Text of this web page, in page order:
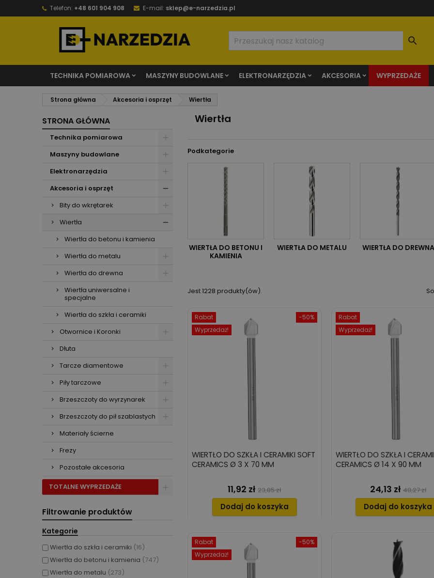
Telefon: +48 601 904 908 E-mail: sklep@e-narzedzia.pl

TECHNIKA POMIAROWA MASZYNY BUDOWLANE ELEKTRONARZĘDZIA AKCESORIA WYPRZEDAŻE
Strona główna Akcesoria i osprzęt Wiertła
STRONA GŁÓWNA
Technika pomiarowa
Maszyny budowlane
Elektronarzędzia
Akcesoria i osprzęt
Bity do wkrętarek
Wiertła
Wiertła do betonu i kamienia
Wiertła do metalu
Wiertła do drewna
Wiertła uniwersalne i
specjalne
Wiertła do szkła i ceramiki
Otwornice i Koronki
Dłuta
Tarcze diamentowe
Piły tarczowe
Brzeszczoty do wyrzynarek
Brzeszczoty do pił szablastych
Materiały ścierne
Frezy
Pozostałe akcesoria
TOTALNE WYPRZEDAŻE
Filtrowanie produktów
Kategorie
Wiertła do szkła i ceramiki (16)
Wiertła do betonu i kamienia (747)
Wiertła do metalu (273)
Wiertła
Podkategorie
WIERTŁA DO BETONU I
KAMIENIA
WIERTŁA DO METALU WIERTŁA DO DREWNA
Jest 1228 produkty(ów).
-50%
Rabat
Wyprzedaż!
WIERTŁO DO SZKŁA I CERAMIKI SOFT
CERAMICS Ø 3 X 70 MM
Cena
11,92 zł Cena
podstawowa
23,85 zł
Dodaj do koszyka
Rabat
Wyprzedaż!
WIERTŁO DO SZKŁA I
CERAMICS Ø 14 X 90 MM
Cena
24,13 zł Cena
48,27 zł
Dodaj do koszyka
-50%
Rabat
Wyprzedaż!